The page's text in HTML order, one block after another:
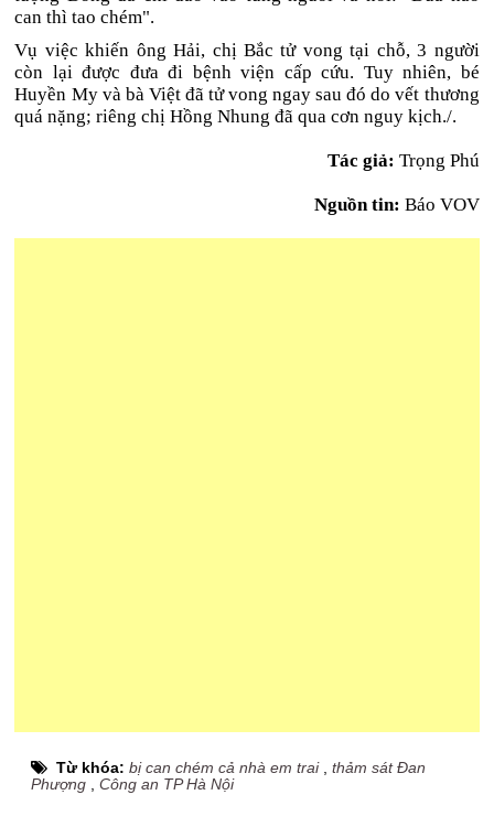
can thì tao chém".
Vụ việc khiến ông Hải, chị Bắc tử vong tại chỗ, 3 người
còn lại được đưa đi bệnh viện cấp cứu. Tuy nhiên, bé
Huyền My và bà Việt đã tử vong ngay sau đó do vết thương
quá nặng; riêng chị Hồng Nhung đã qua cơn nguy kịch./.
Tác giả: Trọng Phú
Nguồn tin: Báo VOV
Từ khóa:bị can chém cả nhà em trai,thảm sát Đan
Phượng ,Công an TP Hà Nội